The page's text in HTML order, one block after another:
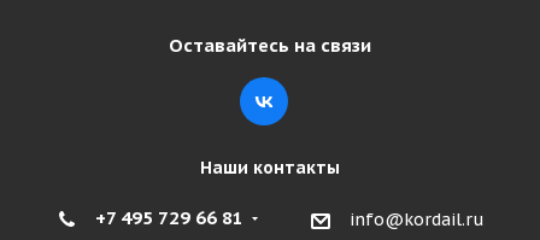
Оставайтесь на связи
Наши контакты
+7 495 729 66 81 info@kordail.ru